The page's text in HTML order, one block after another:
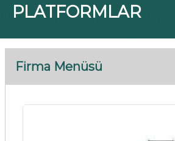
PLATFORMLAR
Firma Menüsü